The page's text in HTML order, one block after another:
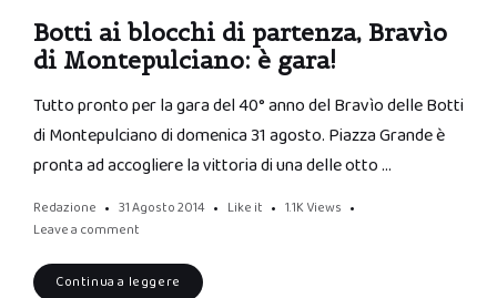
Botti ai blocchi di partenza, Bravìo
di Montepulciano: è gara!
Tutto pronto per la gara del 40° anno del Bravìo delle Botti
di Montepulciano di domenica 31 agosto. Piazza Grande è
pronta ad accogliere la vittoria di una delle otto …
Redazione 31 Agosto 2014 Like it 1.1K Views
Leave a comment
Continua a leggere